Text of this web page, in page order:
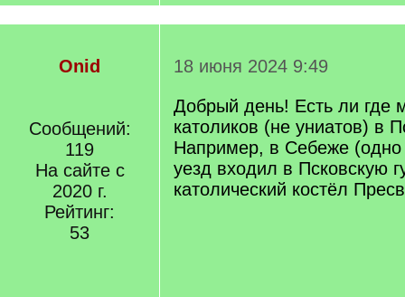
Onid
Сообщений:
119
На сайте с
2020 г.
Рейтинг:
53
18 июня 2024 9:49
Добрый день! Есть ли где
католиков (не униатов) в
Например, в Себеже
уезд входил в Псковскую
католический костёл